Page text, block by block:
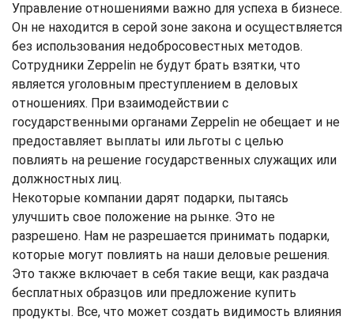
Управление отношениями важно для успеха в бизнесе.
Он не находится в серой зоне закона и осуществляется
без использования недобросовестных методов.
Сотрудники Zeppelin не будут брать взятки, что
является уголовным преступлением в деловых
отношениях. При взаимодействии с
государственными органами Zeppelin не обещает и не
предоставляет выплаты или льготы с целью
повлиять на решение государственных служащих или
должностных лиц.
Некоторые компании дарят подарки, пытаясь
улучшить свое положение на рынке. Это не
разрешено. Нам не разрешается принимать подарки,
которые могут повлиять на наши деловые решения.
Это также включает в себя такие вещи, как раздача
бесплатных образцов или предложение купить
продукты. Все, что может создать видимость влияния